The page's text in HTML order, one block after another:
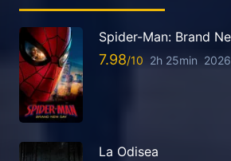
Spider-Man: Brand
7.98 2h 25min 2026
La Odisea